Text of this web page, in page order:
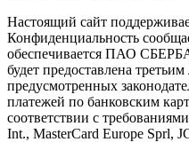
Настоящий сайт
Конфиденциальность
обеспечивается ПАО
будет предоставлена
предусмотренных
платежей по банковским
соответствии с
Int., MasterCard Europe Sprl,